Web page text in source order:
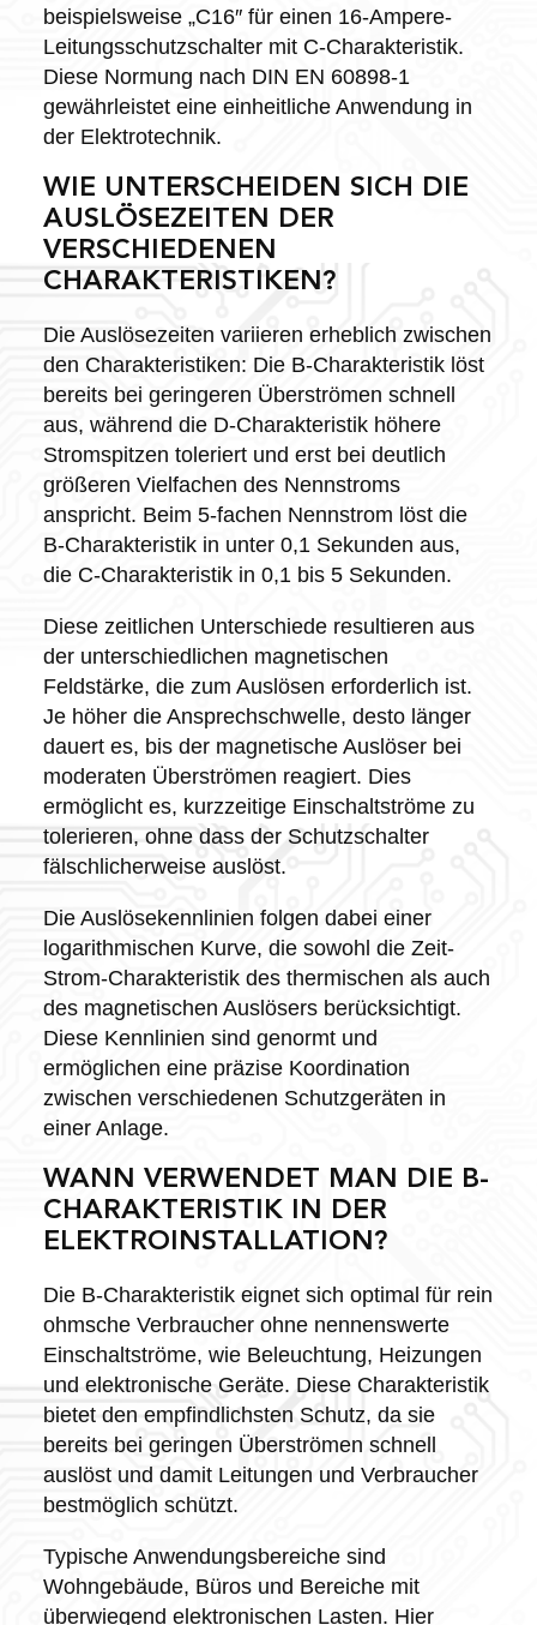
beispielsweise „C16″ für einen 16-Ampere-
Leitungsschutzschalter mit C-Charakteristik.
Diese Normung nach DIN EN 60898-1
gewährleistet eine einheitliche Anwendung in
der Elektrotechnik.
WIE UNTERSCHEIDEN SICH DIE
AUSLÖSEZEITEN DER
VERSCHIEDENEN
CHARAKTERISTIKEN?
Die Auslösezeiten variieren erheblich zwischen
den Charakteristiken: Die B-Charakteristik löst
bereits bei geringeren Überströmen schnell
aus, während die D-Charakteristik höhere
Stromspitzen toleriert und erst bei deutlich
größeren Vielfachen des Nennstroms
anspricht. Beim 5-fachen Nennstrom löst die
B-Charakteristik in unter 0,1 Sekunden aus,
die C-Charakteristik in 0,1 bis 5 Sekunden.
Diese zeitlichen Unterschiede resultieren aus
der unterschiedlichen magnetischen
Feldstärke, die zum Auslösen erforderlich ist.
Je höher die Ansprechschwelle, desto länger
dauert es, bis der magnetische Auslöser bei
moderaten Überströmen reagiert. Dies
ermöglicht es, kurzzeitige Einschaltströme zu
tolerieren, ohne dass der Schutzschalter
fälschlicherweise auslöst.
Die Auslösekennlinien folgen dabei einer
logarithmischen Kurve, die sowohl die Zeit-
Strom-Charakteristik des thermischen als auch
des magnetischen Auslösers berücksichtigt.
Diese Kennlinien sind genormt und
ermöglichen eine präzise Koordination
zwischen verschiedenen Schutzgeräten in
einer Anlage.
WANN VERWENDET MAN DIE B-
CHARAKTERISTIK IN DER
ELEKTROINSTALLATION?
Die B-Charakteristik eignet sich optimal für rein
ohmsche Verbraucher ohne nennenswerte
Einschaltströme, wie Beleuchtung, Heizungen
und elektronische Geräte. Diese Charakteristik
bietet den empfindlichsten Schutz, da sie
bereits bei geringen Überströmen schnell
auslöst und damit Leitungen und Verbraucher
bestmöglich schützt.
Typische Anwendungsbereiche sind
Wohngebäude, Büros und Bereiche mit
überwiegend elektronischen Lasten. Hier